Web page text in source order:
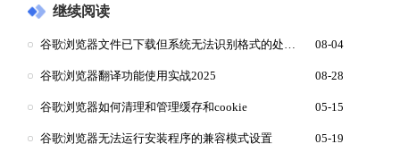
继续阅读
08-04
谷歌浏览器翻译功能使用实战2025 08-28
谷歌浏览器如何清理和管理缓存和cookie 05-15
谷歌浏览器无法运行安装程序的兼容模式设置 05-19